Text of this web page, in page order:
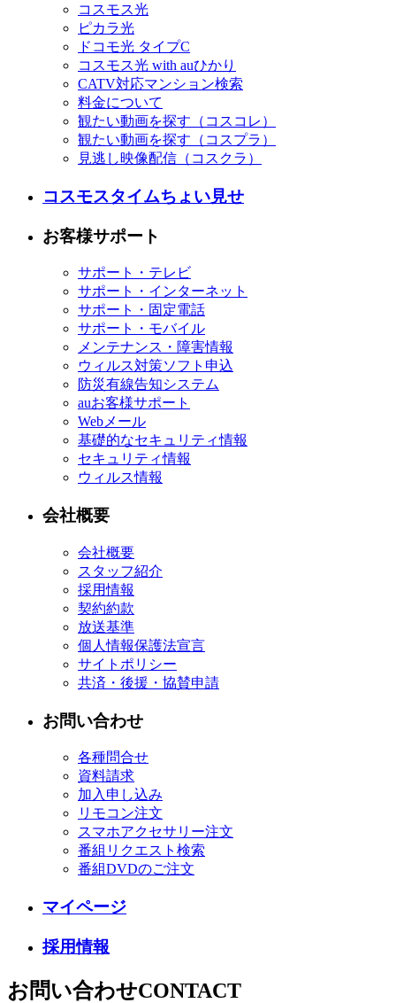
コスモス光
ピカラ光
ドコモ光 タイプC
コスモス光 with auひかり
CATV対応マンション検索
料金について
観たい動画を探す（コスコレ）
観たい動画を探す（コスプラ）
見逃し映像配信（コスクラ）
コスモスタイムちょい見せ
お客様サポート
サポート・テレビ
サポート・インターネット
サポート・固定電話
サポート・モバイル
メンテナンス・障害情報
ウィルス対策ソフト申込
防災有線告知システム
auお客様サポート
Webメール
基礎的なセキュリティ情報
セキュリティ情報
ウィルス情報
会社概要
会社概要
スタッフ紹介
採用情報
契約約款
放送基準
個人情報保護法宣言
サイトポリシー
共済・後援・協賛申請
お問い合わせ
各種問合せ
資料請求
加入申し込み
リモコン注文
スマホアクセサリー注文
番組リクエスト検索
番組DVDのご注文
マイページ
採用情報
お問い合わせCONTACT